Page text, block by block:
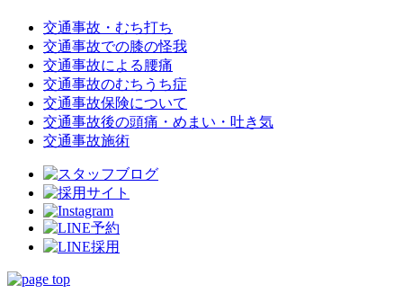
交通事故・むち打ち
交通事故での膝の怪我
交通事故による腰痛
交通事故のむちうち症
交通事故保険について
交通事故後の頭痛・めまい・吐き気
交通事故施術